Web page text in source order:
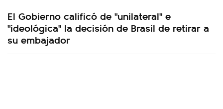
El Gobierno calificó de "unilateral" e
"ideológica" la decisión de Brasil de retirar a
su embajador